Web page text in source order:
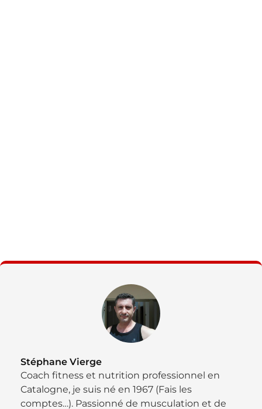
Stéphane Vierge
Coach fitness et nutrition professionnel en
Catalogne, je suis né en 1967 (Fais les
comptes…). Passionné de musculation et de